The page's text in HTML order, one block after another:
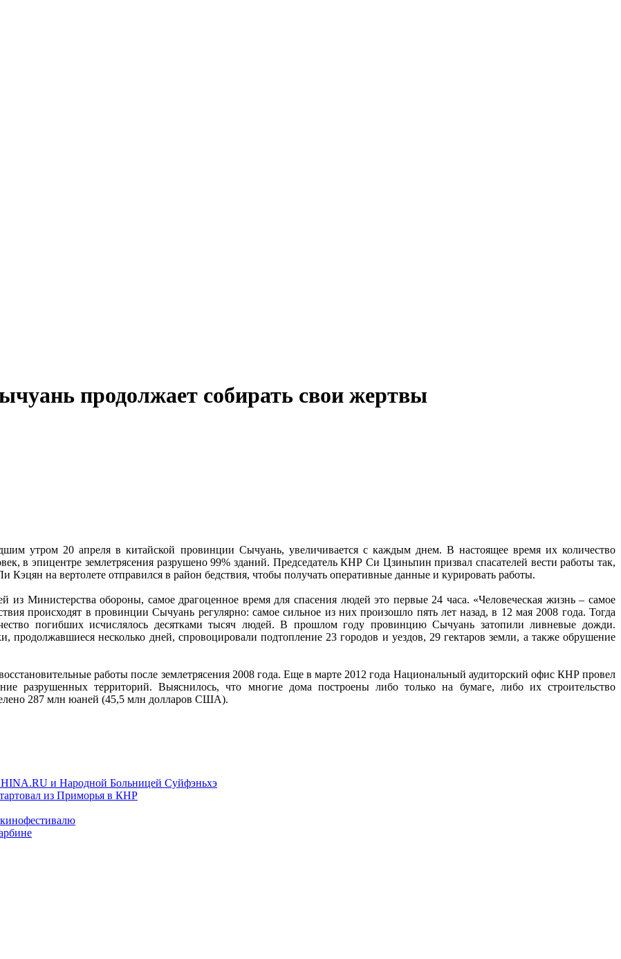
продолжает собирать свои жертвы
утром 20 апреля в китайской провинции Сычуань, увеличивается с каждым днем. В настоящее время их количество
в эпицентре землетрясения разрушено 99% зданий. Председатель КНР Си Цзиньпин призвал спасателей вести работы так,
на вертолете отправился в район бедствия, чтобы получать оперативные данные и курировать работы.
из Министерства обороны, самое драгоценное время для спасения людей это первые 24 часа. «Человеческая жизнь – самое
происходят в провинции Сычуань регулярно: самое сильное из них произошло пять лет назад, в 12 мая 2008 года. Тогда
погибших исчислялось десятками тысяч людей. В прошлом году провинцию Сычуань затопили ливневые дожди.
продолжавшиеся несколько дней, спровоцировали подтопление 23 городов и уездов, 29 гектаров земли, а также обрушение
работы после землетрясения 2008 года. Еще в марте 2012 года Национальный аудиторский офис КНР провел
разрушенных территорий. Выяснилось, что многие дома построены либо только на бумаге, либо их строительство
287 млн юаней (45,5 млн долларов США).
и Народной Больницей Суйфэньхэ
из Приморья в КНР